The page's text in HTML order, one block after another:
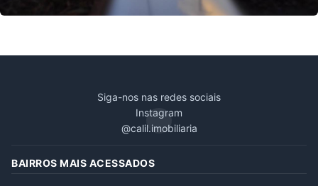
Siga-nos nas redes sociais
Instagram
@calil.imobiliaria
BAIRROS MAIS ACESSADOS